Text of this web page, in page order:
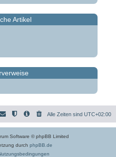
Artikel
Alle Zeiten sind UTC+02:00
Software © phpBB Limited
durch phpBB.de